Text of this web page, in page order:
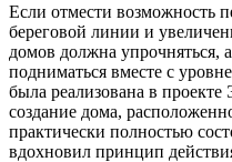
Если отмести возможность
береговой линии и
домов должна упрочняться,
подниматься вместе с
была реализована в
создание дома,
практически полностью
вдохновил принцип